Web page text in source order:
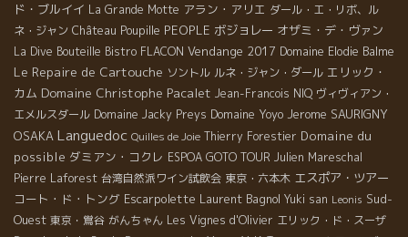
ド・ブルイイ La Grande Motte アラン・アリエ ダール・エ・リボ、ル
ネ・ジャン Château Poupille PEOPLE ボジョレー オザミ・デ・ヴァン
La Dive Bouteille Bistro FLACON Vendange 2017 Domaine Elodie Balme
Le Repaire de Cartouche ソントル ルネ・ジャン・ダール エリック・
カム Domaine Christophe Pacalet Jean-Francois NIQ ヴィヴィアン・
エメルスダール Domaine Jacky Preys Domaine Yoyo Jerome SAURIGNY
OSAKA Languedoc Quilles de Joie Thierry Forestier Domaine du
possible ダミアン・コクレ ESPOA GOTO TOUR Julien Mareschal
Pierre Laforest 台湾自然派ワイン試飲会 東京・六本木 エスポア・ツアー
コート・ド・トング Escarpolette Laurent Bagnol Yuki san Leonis Sud-
Ouest 東京・鴬谷 がんちゃん Les Vignes d'Olivier エリック・ド・スーザ